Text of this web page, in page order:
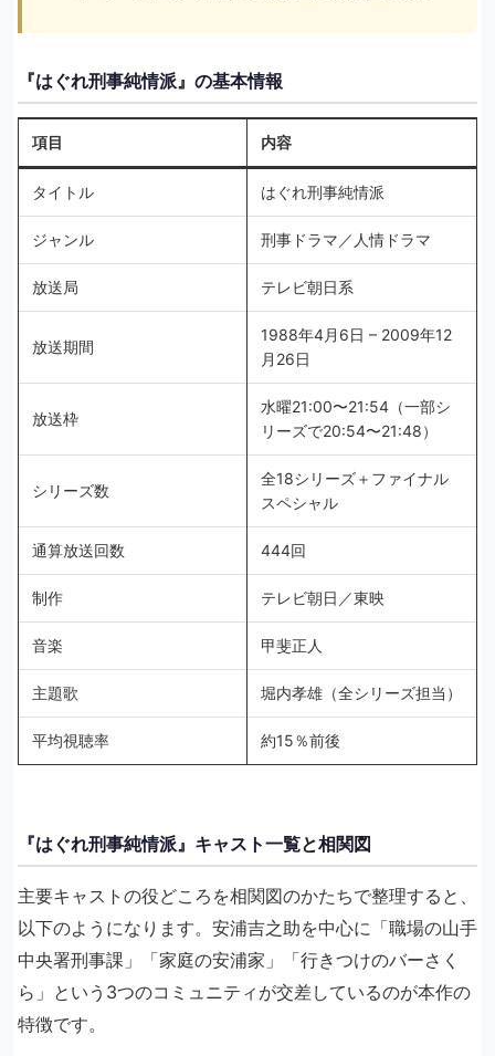
『はぐれ刑事純情派』の基本情報
項目 内容
タイトル はぐれ刑事純情派
ジャンル 刑事ドラマ／人情ドラマ
放送局 テレビ朝日系
放送期間
1988年4月6日 – 2009年12
月26日
放送枠
水曜21:00〜21:54（一部シ
リーズで20:54〜21:48）
シリーズ数
全18シリーズ＋ファイナル
スペシャル
通算放送回数 444回
制作 テレビ朝日／東映
音楽 甲斐正人
主題歌 堀内孝雄（全シリーズ担当）
平均視聴率 約15％前後
『はぐれ刑事純情派』キャスト一覧と相関図
主要キャストの役どころを相関図のかたちで整理すると、
以下のようになります。安浦吉之助を中心に「職場の山手
中央署刑事課」「家庭の安浦家」「行きつけのバーさく
ら」という3つのコミュニティが交差しているのが本作の
特徴です。